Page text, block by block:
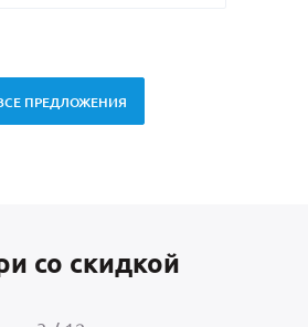
ПРЕДЛОЖЕНИЯ
со скидкой